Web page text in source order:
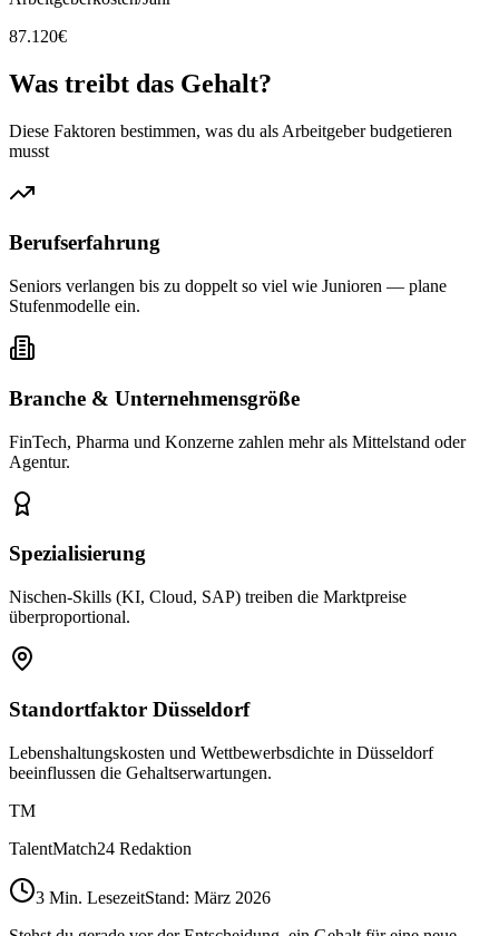
87.120€
Was treibt das Gehalt?
Diese Faktoren bestimmen, was du als Arbeitgeber budgetieren
musst
Berufserfahrung
Seniors verlangen bis zu doppelt so viel wie Junioren — plane
Stufenmodelle ein.
Branche & Unternehmensgröße
FinTech, Pharma und Konzerne zahlen mehr als Mittelstand oder
Agentur.
Spezialisierung
Nischen-Skills (KI, Cloud, SAP) treiben die Marktpreise
überproportional.
Standortfaktor Düsseldorf
Lebenshaltungskosten und Wettbewerbsdichte in Düsseldorf
beeinflussen die Gehaltserwartungen.
TM
TalentMatch24 Redaktion
3 Min. LesezeitStand: März 2026